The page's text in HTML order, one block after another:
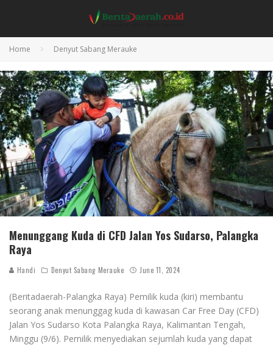
Home Denyut Sabang Merauke
Menunggang Kuda di CFD Jalan Yos Sudarso, Palangka
Raya
Handi Denyut Sabang Merauke June 11, 2024
(Beritadaerah-Palangka Raya) Pemilik kuda (kiri) membantu
seorang anak menunggag kuda di kawasan Car Free Day (CFD)
Jalan Yos Sudarso Kota Palangka Raya, Kalimantan Tengah,
Minggu (9/6). Pemilik menyediakan sejumlah kuda yang dapat